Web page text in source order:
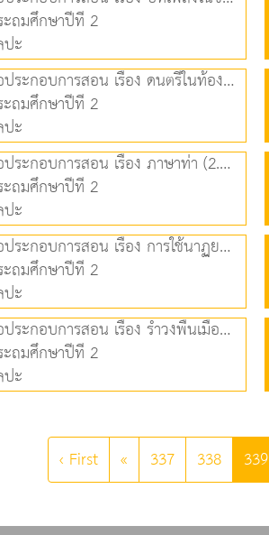
ถมศึกษาปีที่ 2
ะ
สื่อประกอบการสอน เรื่อง ดนตรีในท้องถิ่น (5.07 MB)
ถมศึกษาปีที่ 2
ะ
สื่อประกอบการสอน เรื่อง ภาษาท่า (2.70 MB)
ถมศึกษาปีที่ 2
ะ
สื่อประกอบการสอน เรื่อง การใช้นาฏยศัพท์และภาษาท่าประกอบจังหวะ(2) (2.01 MB)
ถมศึกษาปีที่ 2
ะ
สื่อประกอบการสอน เรื่อง รำวงพื้นเมือง (2.61 MB)
ถมศึกษาปีที่ 2
ะ
‹ First « 337 338 339